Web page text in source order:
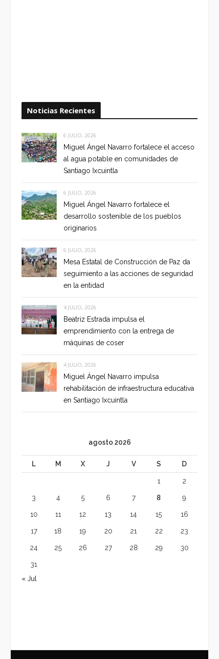
Noticias Recientes
6 JULIO, 2026
Miguel Ángel Navarro fortalece el acceso
al agua potable en comunidades de
Santiago Ixcuintla
6 JULIO, 2026
Miguel Ángel Navarro fortalece el
desarrollo sostenible de los pueblos
originarios
6 JULIO, 2026
Mesa Estatal de Construcción de Paz da
seguimiento a las acciones de seguridad
en la entidad
4 JULIO, 2026
Beatriz Estrada impulsa el
emprendimiento con la entrega de
máquinas de coser
4 JULIO, 2026
Miguel Ángel Navarro impulsa
rehabilitación de infraestructura educativa
en Santiago Ixcuintla
agosto 2026
L M X J V S D
1 2
3 4 5 6 7 8 9
10 11 12 13 14 15 16
17 18 19 20 21 22 23
24 25 26 27 28 29 30
31
« Jul